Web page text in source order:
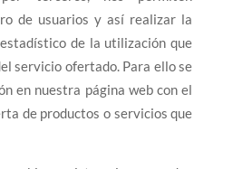
de usuarios y así realizar la
de la utilización que
servicio ofertado. Para ello se
en nuestra página web con el
de productos o servicios que